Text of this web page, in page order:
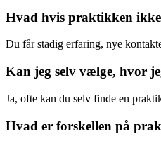
Hvad hvis praktikken
Du får stadig erfaring, nye
Kan jeg selv vælge, hvor
Ja, ofte kan du selv finde en
Hvad er forskellen på